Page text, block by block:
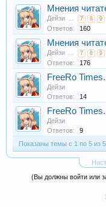
Мнения
Дейзи ... 7 8 9
Ответов: 160
Мнения
Дейзи ... 7 8 9
Ответов: 176
FreeRo
Дейзи
Ответов:
14
FreeRo
Дейзи
Ответов:
9
Показаны темы с 1 по 5 из 5
(Вы должны войти или